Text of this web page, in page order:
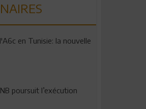
en Tunisie: la nouvelle
poursuit l’exécution